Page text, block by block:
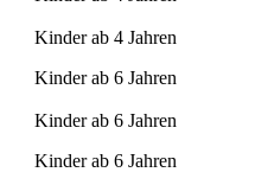
Kinder ab 4 Jahren
Kinder ab 6 Jahren
Kinder ab 6 Jahren
Kinder ab 6 Jahren